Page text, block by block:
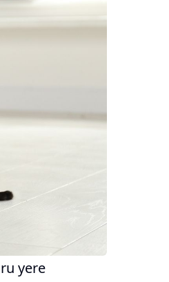
yere